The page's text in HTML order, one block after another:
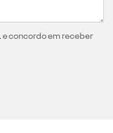
e concordo em receber